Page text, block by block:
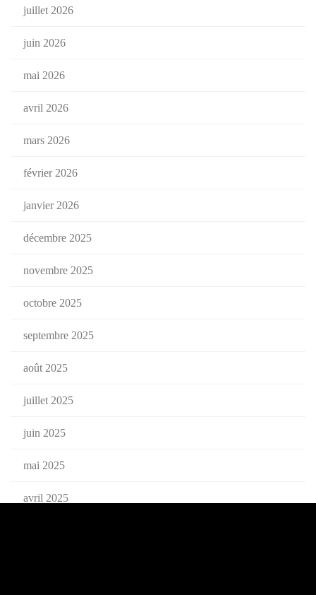
juillet 2026
juin 2026
mai 2026
avril 2026
mars 2026
février 2026
janvier 2026
décembre 2025
novembre 2025
octobre 2025
septembre 2025
août 2025
juillet 2025
juin 2025
mai 2025
avril 2025